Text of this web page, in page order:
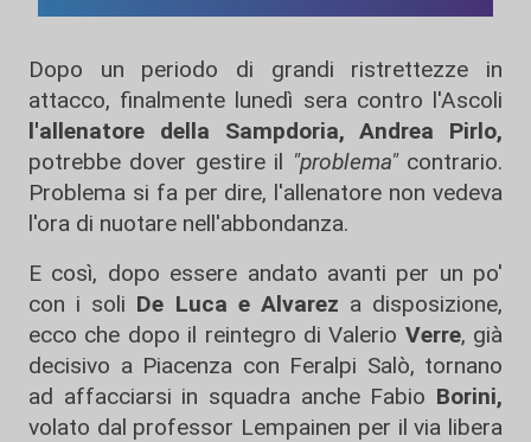
Dopo un periodo di grandi ristrettezze in
attacco, finalmente lunedì sera contro l'Ascoli
l'allenatore della Sampdoria, Andrea Pirlo,
potrebbe dover gestire il "problema" contrario.
Problema si fa per dire, l'allenatore non vedeva
l'ora di nuotare nell'abbondanza.
E così, dopo essere andato avanti per un po'
con i soli De Luca e Alvarez a disposizione,
ecco che dopo il reintegro di Valerio Verre, già
decisivo a Piacenza con Feralpi Salò, tornano
ad affacciarsi in squadra anche Fabio Borini,
volato dal professor Lempainen per il via libera